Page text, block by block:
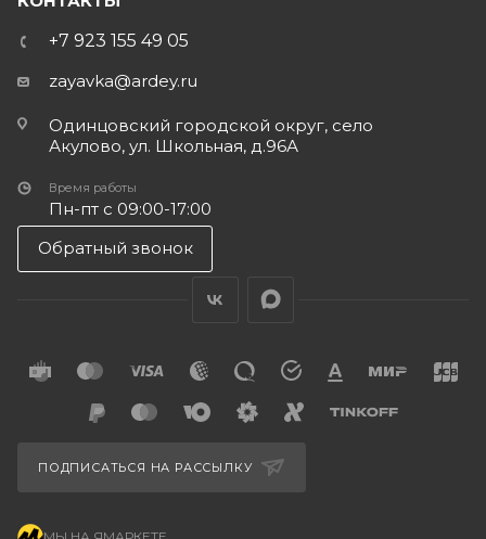
+7 923 155 49 05
zayavka@ardey.ru
Одинцовский городской округ, село
Акулово, ул. Школьная, д.96А
Время работы
Пн-пт с 09:00-17:00
Обратный звонок
ПОДПИСАТЬСЯ НА РАССЫЛКУ